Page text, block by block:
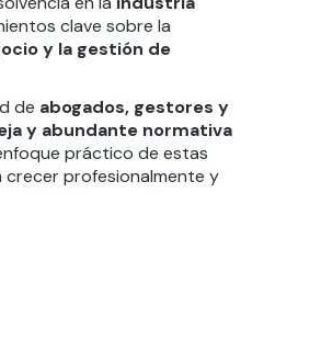
clave sobre la
y la gestión de
de abogados, gestores y
y abundante normativa
práctico de estas
profesionalmente y